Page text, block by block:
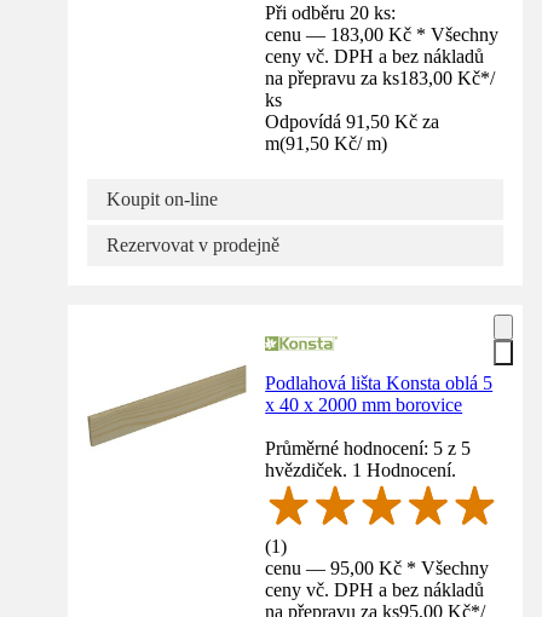
Při odběru 20 ks:
cenu — 183,00 Kč * Všechny
ceny vč. DPH a bez nákladů
na přepravu za ks183,00 Kč*/
ks
Odpovídá 91,50 Kč za
m(91,50 Kč/ m)
Koupit on-line
Rezervovat v prodejně
Podlahová lišta Konsta oblá 5
x 40 x 2000 mm borovice
Průměrné hodnocení: 5 z 5
hvězdiček. 1 Hodnocení.
(1)
cenu — 95,00 Kč * Všechny
ceny vč. DPH a bez nákladů
na přepravu za ks95,00 Kč*/